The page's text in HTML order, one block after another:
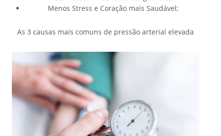
Menos Stress e Coração mais Saudável;
As 3 causas mais comuns de pressão arterial elevada